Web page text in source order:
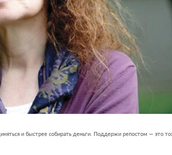
и быстрее собирать деньги. Поддержи репостом — это